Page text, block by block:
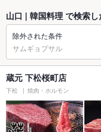
山口 | 韓国料理 で検索
除外された条件
サムギョプサル
蔵元 下松桜町店
下松 焼肉・ホルモン